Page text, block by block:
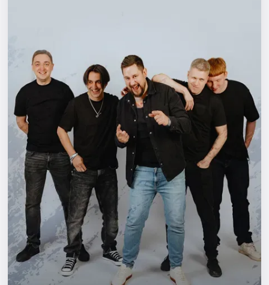
Спорт
События
Города
Площадки
Артисты
Рейтинги